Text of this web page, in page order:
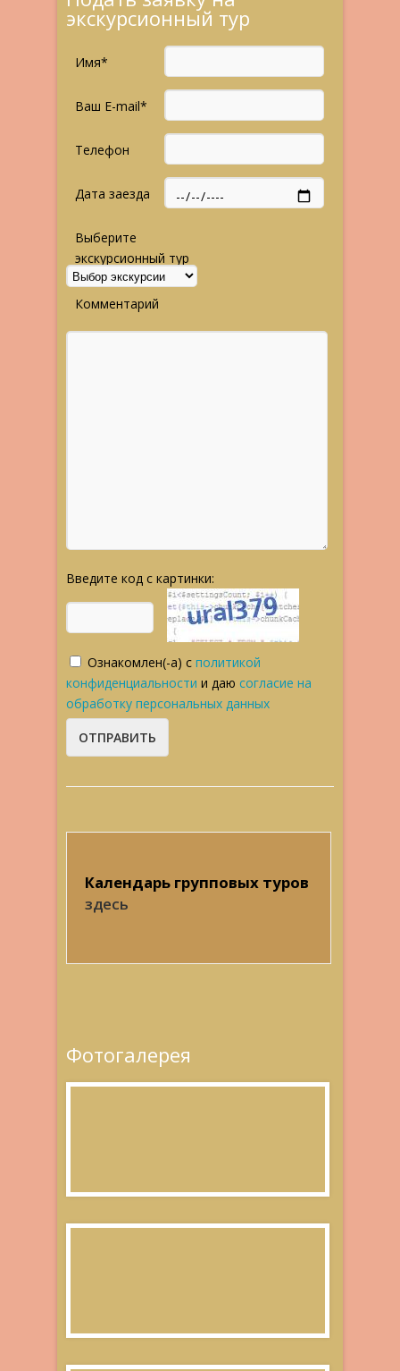
экскурсионный тур
Имя*
Ваш E-mail*
Телефон
Дата заезда
Выберите
экскурсионный тур
Комментарий
Введите код с картинки:
Ознакомлен(-а) с политикой
конфиденциальности и даю согласие на
обработку персональных данных
Календарь групповых туров
здесь
Фотогалерея